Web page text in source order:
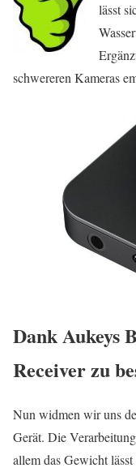
lässt
schwereren Kameras
Dank Aukeys
Receiver zu
Nun widmen wir uns
Gerät. Die
allem das Gewicht